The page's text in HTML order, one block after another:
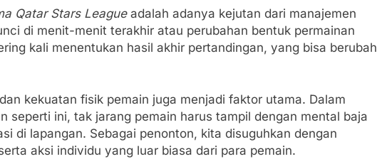
Qatar Stars Leagueadalah adanya kejutan dari manajemen
di menit-menit terakhir atau perubahan bentuk permainan
kali menentukan hasil akhir pertandingan, yang bisa berubah
kekuatan fisik pemain juga menjadi faktor utama. Dalam
seperti ini, tak jarang pemain harus tampil dengan mental baja
di lapangan. Sebagai penonton, kita disuguhkan dengan
aksi individu yang luar biasa dari para pemain.